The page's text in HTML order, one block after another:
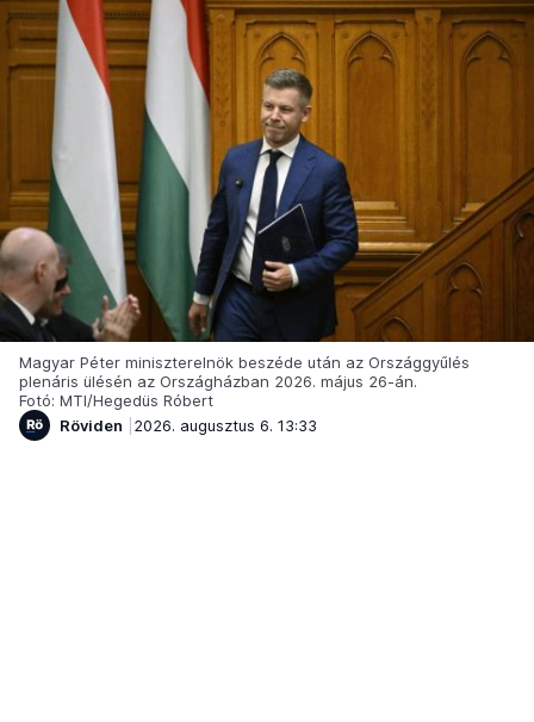
Magyar Péter miniszterelnök beszéde után az Országgyűlés
plenáris ülésén az Országházban 2026. május 26-án.
Fotó: MTI/Hegedüs Róbert
Röviden
2026. augusztus 6. 13:33